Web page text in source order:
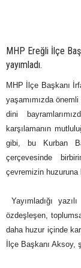
MHP Ereğli İlçe
yayımladı.
MHP İlçe Başkanı
yaşamımızda
dini
karşılamanın
gibi, bu Kurban
çerçevesinde
çevremizin huzuruna
Yayımladığı
özdeşleşen,
daha huzur içinde
İlçe Başkanı